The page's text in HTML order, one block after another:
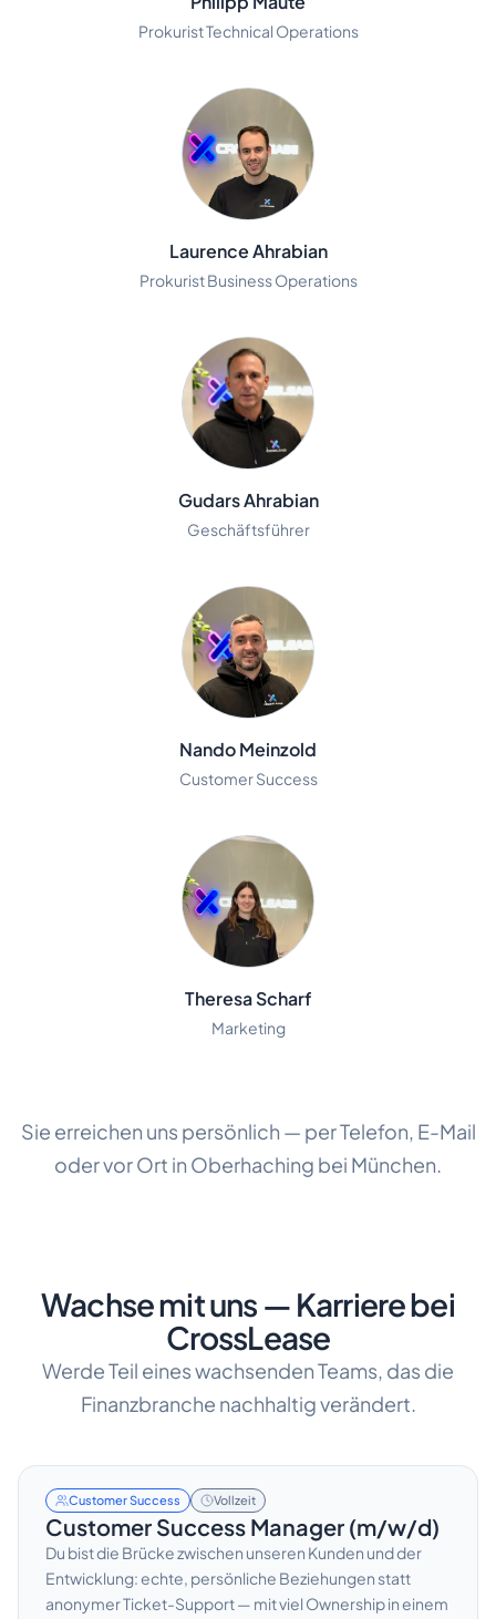
Prokurist Technical Operations
Laurence Ahrabian
Prokurist Business Operations
Gudars Ahrabian
Geschäftsführer
Nando Meinzold
Customer Success
Theresa Scharf
Marketing
Sie erreichen uns persönlich — per Telefon, E-Mail
oder vor Ort in Oberhaching bei München.
Wachse mit uns — Karriere bei
CrossLease
Werde Teil eines wachsenden Teams, das die
Finanzbranche nachhaltig verändert.
Customer Success Vollzeit
Customer Success Manager (m/w/d)
Du bist die Brücke zwischen unseren Kunden und der
Entwicklung: echte, persönliche Beziehungen statt
anonymer Ticket-Support — mit viel Ownership in einem